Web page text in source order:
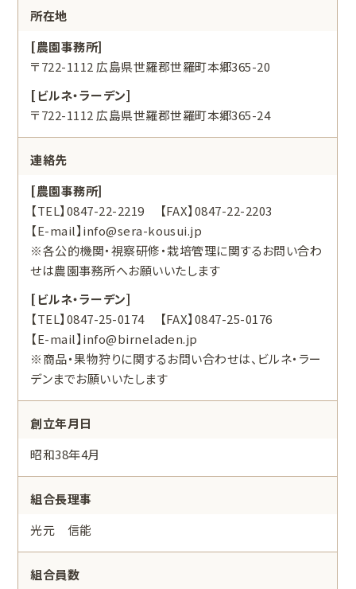
所在地
[農園事務所]
〒722-1112 広島県世羅郡世羅町本郷365-20
[ビルネ・ラーデン]
〒722-1112 広島県世羅郡世羅町本郷365-24
連絡先
[農園事務所]
【TEL】0847-22-2219 【FAX】0847-22-2203
【E-mail】info@sera-kousui.jp
※各公的機関・視察研修・栽培管理に関するお問い合わ
せは農園事務所へお願いいたします
[ビルネ・ラーデン]
【TEL】0847-25-0174 【FAX】0847-25-0176
【E-mail】info@birneladen.jp
※商品・果物狩りに関するお問い合わせは、ビルネ・ラー
デンまでお願いいたします
創立年月日
昭和38年4月
組合長理事
光元 信能
組合員数